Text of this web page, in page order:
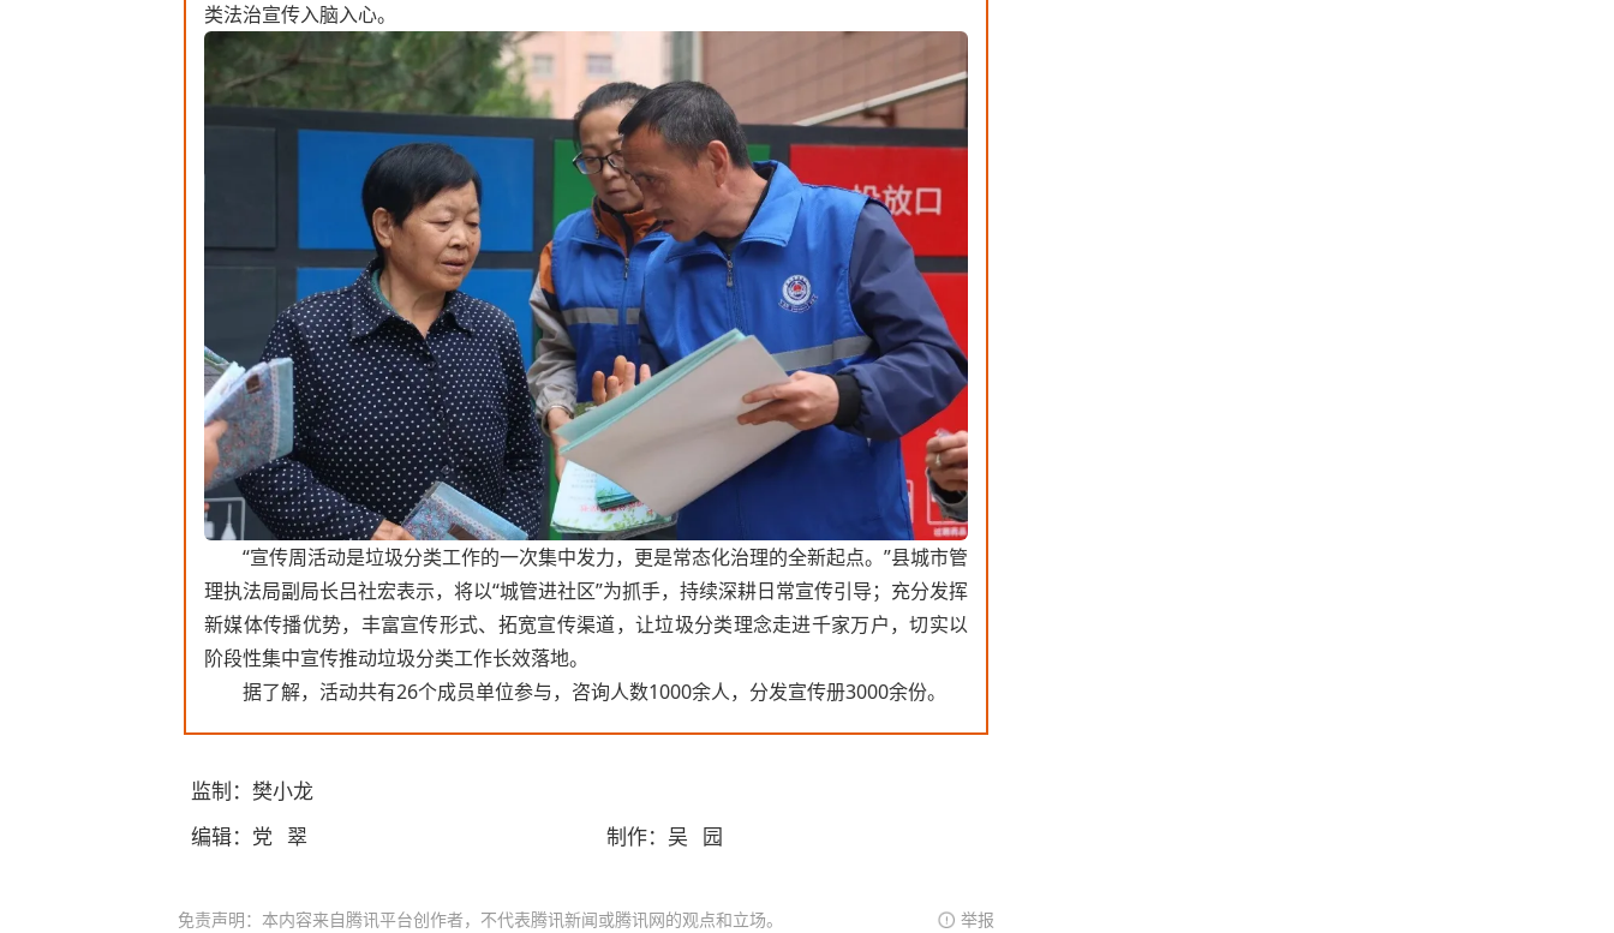
类法治宣传入脑入心。
“宣传周活动是垃圾分类工作的一次集中发力，更是常态化治理的全新起点。”县城市管
理执法局副局长吕社宏表示，将以“城管进社区”为抓手，持续深耕日常宣传引导；充分发挥
新媒体传播优势，丰富宣传形式、拓宽宣传渠道，让垃圾分类理念走进千家万户，切实以
阶段性集中宣传推动垃圾分类工作长效落地。
据了解，活动共有26个成员单位参与，咨询人数1000余人，分发宣传册3000余份。
监制：樊小龙
编辑：党 翠
制作：吴 园
免责声明：本内容来自腾讯平台创作者，不代表腾讯新闻或腾讯网的观点和立场。 举报